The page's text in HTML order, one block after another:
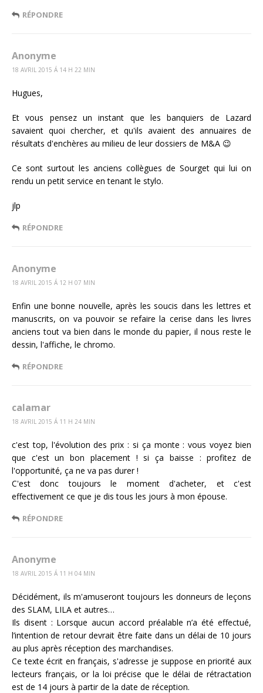
RÉPONDRE
Anonyme
18 AVRIL 2015 Á 14 H 22 MIN
Hugues,
Et vous pensez un instant que les banquiers de Lazard
savaient quoi chercher, et qu'ils avaient des annuaires de
résultats d'enchères au milieu de leur dossiers de M&A 😉
Ce sont surtout les anciens collègues de Sourget qui lui on
rendu un petit service en tenant le stylo.
jlp
RÉPONDRE
Anonyme
18 AVRIL 2015 Á 12 H 07 MIN
Enfin une bonne nouvelle, après les soucis dans les lettres et
manuscrits, on va pouvoir se refaire la cerise dans les livres
anciens tout va bien dans le monde du papier, il nous reste le
dessin, l'affiche, le chromo.
RÉPONDRE
calamar
18 AVRIL 2015 Á 11 H 24 MIN
c'est top, l'évolution des prix : si ça monte : vous voyez bien
que c'est un bon placement ! si ça baisse : profitez de
l'opportunité, ça ne va pas durer !
C'est donc toujours le moment d'acheter, et c'est
effectivement ce que je dis tous les jours à mon épouse.
RÉPONDRE
Anonyme
18 AVRIL 2015 Á 11 H 04 MIN
Décidément, ils m'amuseront toujours les donneurs de leçons
des SLAM, LILA et autres…
Ils disent : Lorsque aucun accord préalable n’a été effectué,
l’intention de retour devrait être faite dans un délai de 10 jours
au plus après réception des marchandises.
Ce texte écrit en français, s'adresse je suppose en priorité aux
lecteurs français, or la loi précise que le délai de rétractation
est de 14 jours à partir de la date de réception.